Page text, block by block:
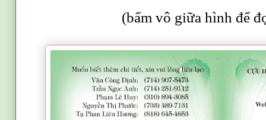
(bấm vô giữa hình để